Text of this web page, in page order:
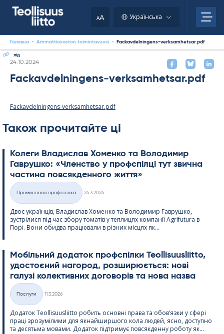
AA Українська
Головна - Ammattiosaston toimintavuosi - Fackavdelningens-verksamhetsar.pdf
лід
Kirjoitettu
24.10.2024
Fackavdelningens-verksamhetsar.pdf
Fackavdelningens-verksamhetsar.pdf
Також прочитайте ці
Колеги Владислав Хоменко та Володимир
Гаврушко: «Членство у профспілці тут звична
частина повсякденного життя»
Категорії
Промислова профспілка
26.3.2026
Двоє українців, Владислав Хоменко та Володимир Гаврушко,
зустрілися під час збору томатів у теплицях компанії Agri­fu­tura в
Порі. Вони обидва працювали в різних місцях як...
Мобільний додаток профспілки Teol­li­suus­liitto,
удостоєний нагород, розширюється: нові
галузі колективних договорів та нова назва
Категорії
Послуги
11.3.2026
Додаток Teol­li­suus­liitto робить основні права та обов’язки у сфері
праці зрозумілими для якнайширшого кола людей, ясно, доступно
та десятьма мовами. Додаток підтримує повсякденну роботу як...